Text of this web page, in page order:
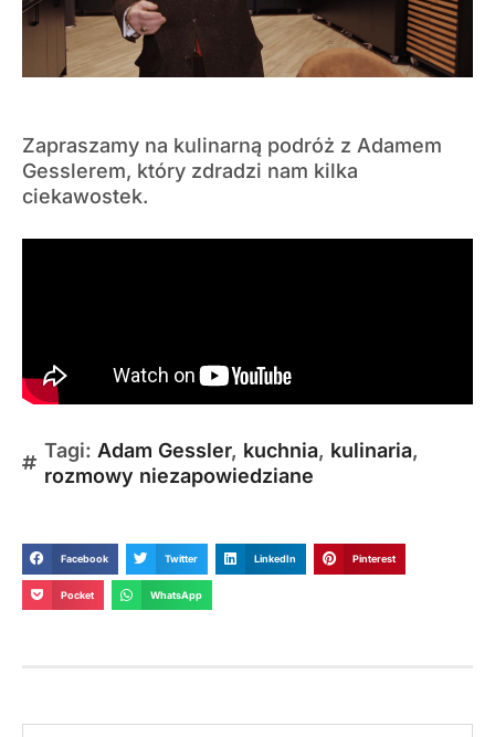
Zapraszamy na kulinarną podróż z Adamem
Gesslerem, który zdradzi nam kilka
ciekawostek.
Tagi: Adam Gessler, kuchnia, kulinaria,
rozmowy niezapowiedziane
Facebook Twitter LinkedIn Pinterest
Pocket WhatsApp